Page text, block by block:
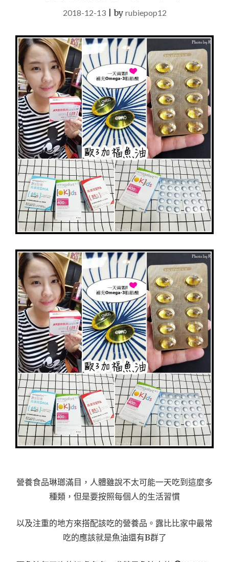
2018-12-13|by rubiepop12
營養食品琳瑯滿目，人體雖說不太可能一天吃到這麼多
種類，但是要按照每個人的生活習慣
以及注重的地方來搭配該吃的營養品。露比比家中最常
吃的應該就是魚油還有B群了